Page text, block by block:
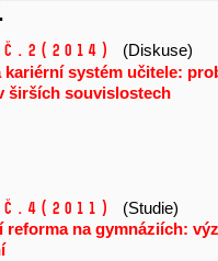
č.2 (2014)
(Diskuse)
kariérní systém učitele:
širších souvislostech
č.4 (2011)
(Studie)
reforma na gymnáziích: